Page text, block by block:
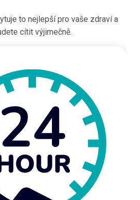
to nejlepší pro vaše zdraví a
cítit výjimečně.